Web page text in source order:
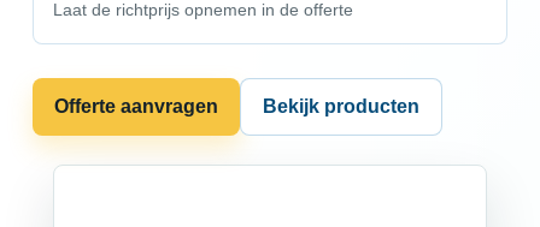
Laat de richtprijs opnemen in de offerte
Offerte aanvragen Bekijk producten